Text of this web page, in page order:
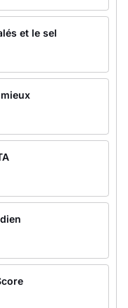
et le sel